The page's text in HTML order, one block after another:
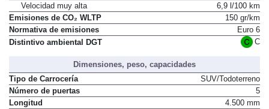
Velocidad muy alta
6,9 l/100 km
Emisiones de CO₂ WLTP
150 gr/km
Normativa de emisiones
Euro 6
Distintivo ambiental DGT
C
Dimensiones, peso, capacidades
Tipo de Carrocería
SUV/Todoterreno
Número de puertas
5
Longitud
4.500 mm